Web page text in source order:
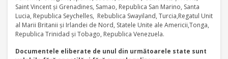
Saint Vincent şi Grenadines, Samao, Republica San Marino, Santa
Lucia, Republica Seychelles, Rebublica Swayiland, Turcia,Regatul Unit
al Marii Britanii şi Irlandei de Nord, Statele Unite ale Americii,Tonga,
Republica Trinidad şi Tobago, Republica Venezuela.
Documentele eliberate de unul din următoarele state sunt